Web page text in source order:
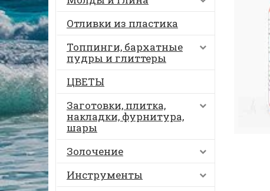
Отливки из пластика
Топпинги, бархатные
пудры и глиттеры
ЦВЕТЫ
Заготовки, плитка,
накладки, фурнитура,
шары
Золочение
Инструменты